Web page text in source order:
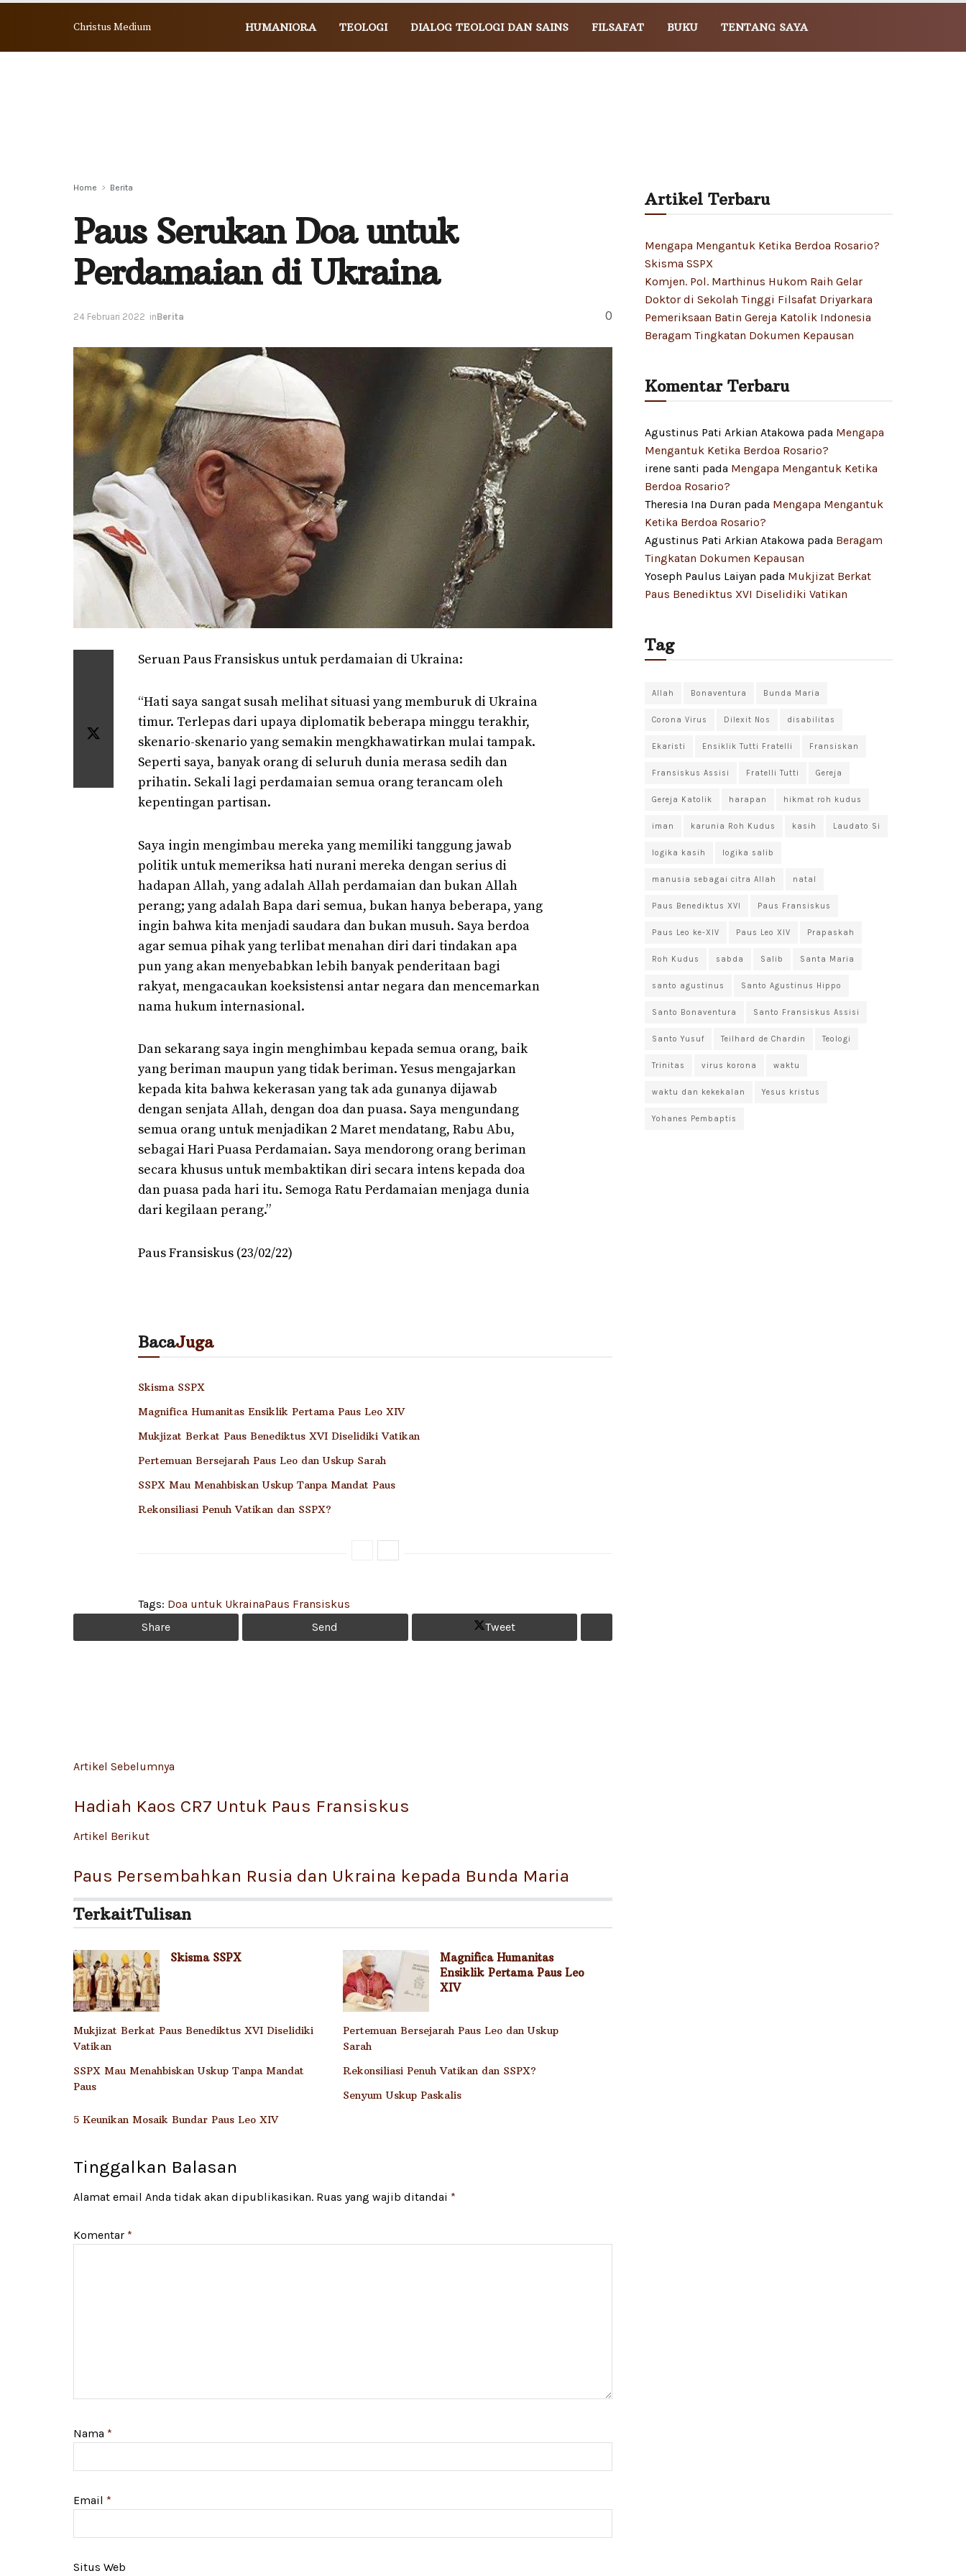
Christus Medium HUMANIORA TEOLOGI DIALOG TEOLOGI DAN SAINS FILSAFAT BUKU TENTANG SAYA
Home Berita
Paus Serukan Doa untuk
Perdamaian di Ukraina
24 Februari 2022 inBerita 0
Seruan Paus Fransiskus untuk perdamaian di Ukraina:
“Hati saya sangat susah melihat situasi yang memburuk di Ukraina
timur. Terlepas dari upaya diplomatik beberapa minggu terakhir,
skenario-skenario yang semakin mengkhawatirkan mulai tampak.
Seperti saya, banyak orang di seluruh dunia merasa sedih dan
prihatin. Sekali lagi perdamaian semua orang terancam oleh
kepentingan partisan.
Saya ingin mengimbau mereka yang memiliki tanggung jawab
politik untuk memeriksa hati nurani mereka dengan serius di
hadapan Allah, yang adalah Allah perdamaian dan bukan Allah
perang; yang adalah Bapa dari semua, bukan hanya beberapa, yang
ingin bahwa kita menjadi saudara dan bukan musuh. Saya berdoa
agar semua pihak yang terlibat menahan diri dari tindakan apa
pun yang akan menyebabkan lebih banyak penderitaan bagi
rakyat, mengacaukan koeksistensi antar negara dan mencemarkan
nama hukum internasional.
Dan sekarang saya ingin menghimbau kepada semua orang, baik
yang beriman maupun yang tidak beriman. Yesus mengajarkan
kepada kita bahwa kekerasan yang tak ada gunanya dijawab
dengan senjata Allah, dengan doa dan puasa. Saya mengundang
semua orang untuk menjadikan 2 Maret mendatang, Rabu Abu,
sebagai Hari Puasa Perdamaian. Saya mendorong orang beriman
secara khusus untuk membaktikan diri secara intens kepada doa
dan puasa pada hari itu. Semoga Ratu Perdamaian menjaga dunia
dari kegilaan perang.”
Paus Fransiskus (23/02/22)
BacaJuga
Skisma SSPX
Magnifica Humanitas Ensiklik Pertama Paus Leo XIV
Mukjizat Berkat Paus Benediktus XVI Diselidiki Vatikan
Pertemuan Bersejarah Paus Leo dan Uskup Sarah
SSPX Mau Menahbiskan Uskup Tanpa Mandat Paus
Rekonsiliasi Penuh Vatikan dan SSPX?
Tags: Doa untuk UkrainaPaus Fransiskus
Share
Send Tweet
Artikel Sebelumnya
Hadiah Kaos CR7 Untuk Paus Fransiskus
Artikel Berikut
Paus Persembahkan Rusia dan Ukraina kepada Bunda Maria
TerkaitTulisan
Skisma SSPX
Magnifica Humanitas
Ensiklik Pertama Paus Leo
XIV
Mukjizat Berkat Paus Benediktus XVI Diselidiki
Vatikan
Pertemuan Bersejarah Paus Leo dan Uskup
Sarah
SSPX Mau Menahbiskan Uskup Tanpa Mandat
Paus
Rekonsiliasi Penuh Vatikan dan SSPX?
Senyum Uskup Paskalis
5 Keunikan Mosaik Bundar Paus Leo XIV
Tinggalkan Balasan
Alamat email Anda tidak akan dipublikasikan. Ruas yang wajib ditandai *
Komentar *
Nama *
Email *
Situs Web
Artikel Terbaru
Mengapa Mengantuk Ketika Berdoa Rosario?
Skisma SSPX
Komjen. Pol. Marthinus Hukom Raih Gelar
Doktor di Sekolah Tinggi Filsafat Driyarkara
Pemeriksaan Batin Gereja Katolik Indonesia
Beragam Tingkatan Dokumen Kepausan
Komentar Terbaru
Agustinus Pati Arkian Atakowa pada Mengapa
Mengantuk Ketika Berdoa Rosario?
irene santi pada Mengapa Mengantuk Ketika
Berdoa Rosario?
Theresia Ina Duran pada Mengapa Mengantuk
Ketika Berdoa Rosario?
Agustinus Pati Arkian Atakowa pada Beragam
Tingkatan Dokumen Kepausan
Yoseph Paulus Laiyan pada Mukjizat Berkat
Paus Benediktus XVI Diselidiki Vatikan
Tag
Allah Bonaventura Bunda Maria
Corona Virus Dilexit Nos disabilitas
Ekaristi Ensiklik Tutti Fratelli Fransiskan
Fransiskus Assisi Fratelli Tutti Gereja
Gereja Katolik harapan hikmat roh kudus
iman karunia Roh Kudus kasih Laudato Si
logika kasih logika salib
manusia sebagai citra Allah natal
Paus Benediktus XVI Paus Fransiskus
Paus Leo ke-XIV Paus Leo XIV Prapaskah
Roh Kudus sabda Salib Santa Maria
santo agustinus Santo Agustinus Hippo
Santo Bonaventura Santo Fransiskus Assisi
Santo Yusuf Teilhard de Chardin Teologi
Trinitas virus korona waktu
waktu dan kekekalan Yesus kristus
Yohanes Pembaptis